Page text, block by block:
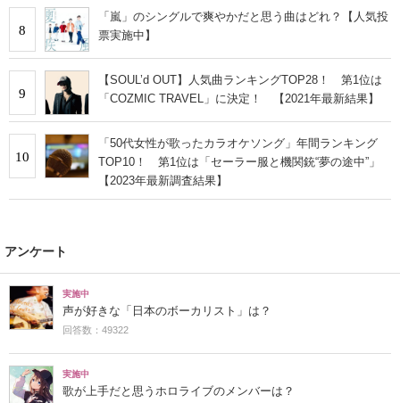
8
「嵐」のシングルで爽やかだと思う曲はどれ？【人気投
票実施中】
9
【SOUL’d OUT】人気曲ランキングTOP28！ 第1位は
「COZMIC TRAVEL」に決定！ 【2021年最新結果】
10
「50代女性が歌ったカラオケソング」年間ランキング
TOP10！ 第1位は「セーラー服と機関銃“夢の途中”」
【2023年最新調査結果】
アンケート
実施中
声が好きな「日本のボーカリスト」は？
回答数：49322
実施中
歌が上手だと思うホロライブのメンバーは？